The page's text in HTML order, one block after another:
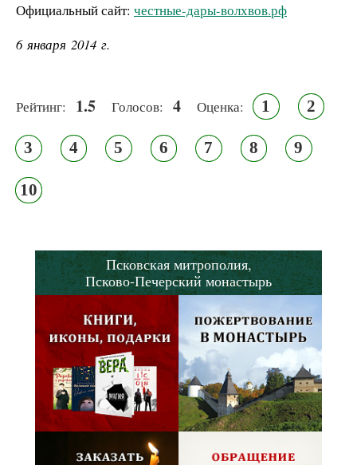
Официальный сайт: честные-дары-волхвов.рф
6 января 2014 г.
Рейтинг: 1.5 Голосов: 4 Оценка: 1 2
3 4 5 6 7 8 9
10
Псковская митрополия,
Псково-Печерский монастырь